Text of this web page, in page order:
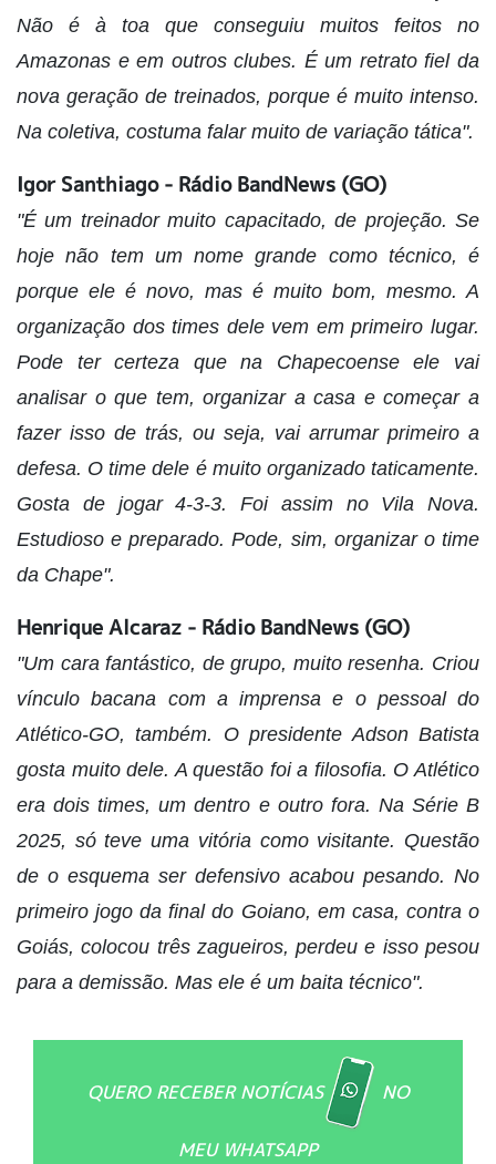
Não é à toa que conseguiu muitos feitos no
Amazonas e em outros clubes. É um retrato fiel da
nova geração de treinados, porque é muito intenso.
Na coletiva, costuma falar muito de variação tática".
Igor Santhiago - Rádio BandNews (GO)
"É um treinador muito capacitado, de projeção. Se
hoje não tem um nome grande como técnico, é
porque ele é novo, mas é muito bom, mesmo. A
organização dos times dele vem em primeiro lugar.
Pode ter certeza que na Chapecoense ele vai
analisar o que tem, organizar a casa e começar a
fazer isso de trás, ou seja, vai arrumar primeiro a
defesa. O time dele é muito organizado taticamente.
Gosta de jogar 4-3-3. Foi assim no Vila Nova.
Estudioso e preparado. Pode, sim, organizar o time
da Chape".
Henrique Alcaraz - Rádio BandNews (GO)
"Um cara fantástico, de grupo, muito resenha. Criou
vínculo bacana com a imprensa e o pessoal do
Atlético-GO, também. O presidente Adson Batista
gosta muito dele. A questão foi a filosofia. O Atlético
era dois times, um dentro e outro fora. Na Série B
2025, só teve uma vitória como visitante. Questão
de o esquema ser defensivo acabou pesando. No
primeiro jogo da final do Goiano, em casa, contra o
Goiás, colocou três zagueiros, perdeu e isso pesou
para a demissão. Mas ele é um baita técnico".
QUERO RECEBER NOTÍCIAS NO
MEU WHATSAPP